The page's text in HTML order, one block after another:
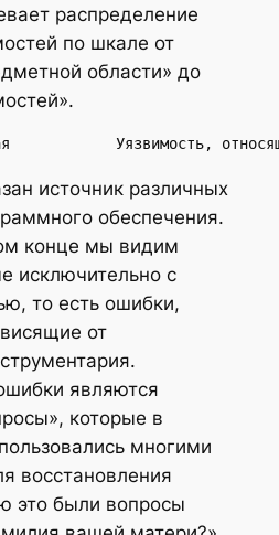
распределение
по шкале от
области» до
Уязвимость,
источник различных
обеспечения.
конце мы видим
исключительно с
то есть ошибки,
от
являются
которые в
многими
восстановления
это были вопросы